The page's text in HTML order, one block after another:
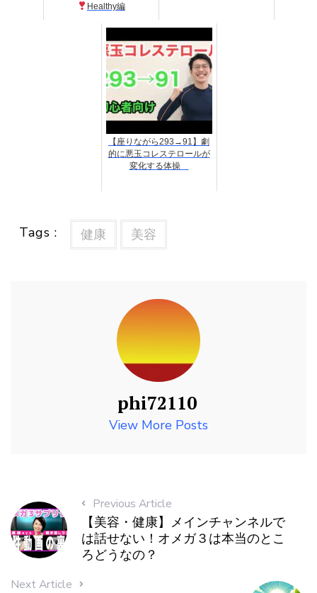
Healthy編
【座りながら293→91】劇
的に悪玉コレステロールが
変化する体操
Tags : 健康 美容
phi72110
View More Posts
Previous Article
【美容・健康】メインチャンネルで
は話せない！オメガ３は本当のとこ
ろどうなの？
Next Article